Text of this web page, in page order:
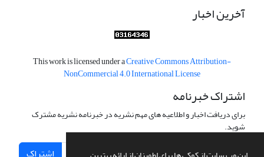
آخرین اخبار
This work is licensed under aCreative Commons Attribution-
NonCommercial 4.0 International License
اشتراک خبرنامه
برای دریافت اخبار و اطلاعیه های مهم نشریه در خبرنامه نشریه مشترک
شوید.